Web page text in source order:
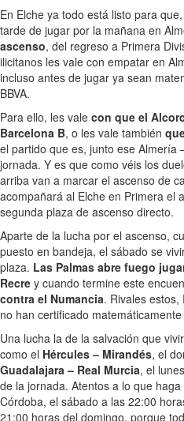
En Elche ya todo está listo para
tarde de jugar por la mañana en
ascenso, del regreso a Primera
ilicitanos les vale con empatar en
incluso antes de jugar ya sean
BBVA.
Para ello, les vale con que el
Barcelona B, o les vale también
el partido que es, junto ese Almería
jornada. Y es que como véis los
arriba van a marcar el ascenso de
acompañará al Elche en Primera el
segunda plaza de ascenso directo.
Aparte de la lucha por el ascenso,
puesto en bandeja, el sábado se
plaza. Las Palmas abre fuego
Recre y cuando termine este
contra el Numancia. Rivales
no han certificado
Una lucha la de la salvación que
como el Hércules – Mirandés, el
Guadalajara – Real Murcia, el
de la jornada. Atentos a lo que
Córdoba, el sábado a las 22:00
21:00 horas del domingo, porque